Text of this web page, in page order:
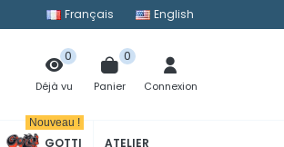
Français English
Déjà vu
0
Panier
0
Connexion
GOTTI
Nouveau !
ATELIER